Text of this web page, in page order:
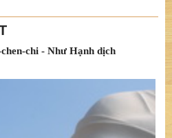
chi - Như Hạnh dịch